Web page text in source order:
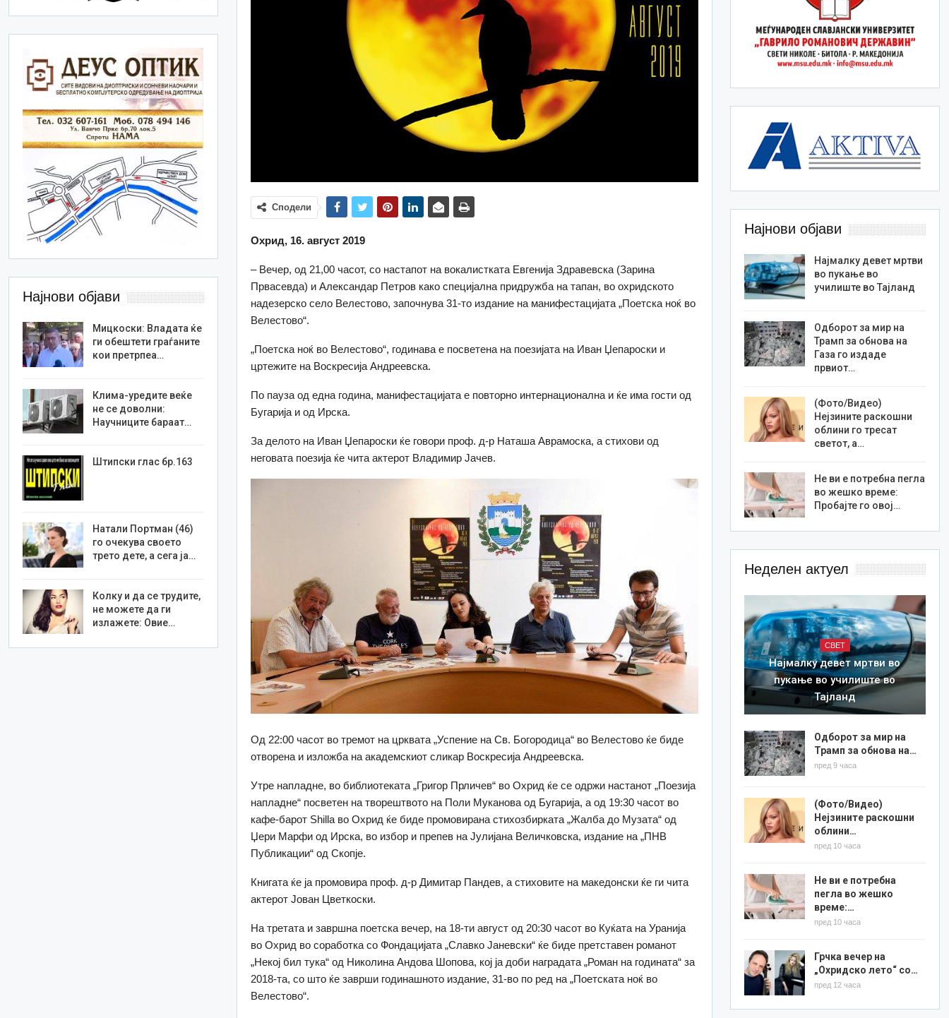
Сподели
Охрид, 16. август 2019
– Вечер, од 21,00 часот, со настапот на вокалистката Евгенија Здравевска (Зарина
Првасевда) и Александар Петров како специјална придружба на тапан, во охридското
надезерско село Велестово, започнува 31-то издание на манифестацијата „Поетска ноќ во
Велестово“.
„Поетска ноќ во Велестово“, годинава е посветена на поезијата на Иван Џепароски и
цртежите на Воскресија Андреевска.
По пауза од една година, манифестацијата е повторно интернационална и ќе има гости од
Бугарија и од Ирска.
За делото на Иван Џепароски ќе говори проф. д-р Наташа Аврамоска, а стихови од
неговата поезија ќе чита актерот Владимир Јачев.
Од 22:00 часот во тремот на црквата „Успение на Св. Богородица“ во Велестово ќе биде
отворена и изложба на академскиот сликар Воскресија Андреевска.
Утре напладне, во библиотеката „Григор Прличев“ во Охрид ќе се одржи настанот „Поезија
напладне“ посветен на творештвото на Поли Муканова од Бугарија, а од 19:30 часот во
кафе-барот Shilla во Охрид ќе биде промовирана стихозбирката „Жалба до Музата“ од
Џери Марфи од Ирска, во избор и препев на Јулијана Величковска, издание на „ПНВ
Публикации“ од Скопје.
Книгата ќе ја промовира проф. д-р Димитар Пандев, а стиховите на македонски ќе ги чита
актерот Јован Цветкоски.
На третата и завршна поетска вечер, на 18-ти август од 20:30 часот во Куќата на Уранија
во Охрид во соработка со Фондацијата „Славко Јаневски“ ќе биде претставен романот
„Некој бил тука“ од Николина Андова Шопова, кој ја доби наградата „Роман на годината“ за
2018-та, со што ќе заврши годинашното издание, 31-во по ред на „Поетската ноќ во
Велестово“.
Најнови објави
Најмалку девет мртви
во пукање во
училиште во Тајланд
Одборот за мир на
Трамп за обнова на
Газа го издаде
првиот…
(Фото/Видео)
Нејзините раскошни
облини го тресат
светот, а…
Не ви е потребна пегла
во жешко време:
Пробајте го овој…
Неделен актуел
СВЕТ
Најмалку девет мртви во
пукање во училиште во
Тајланд
Одборот за мир на
Трамп за обнова на…
пред 9 часа
(Фото/Видео)
Нејзините раскошни
облини…
пред 10 часа
Не ви е потребна
пегла во жешко
време:…
пред 10 часа
Грчка вечер на
„Охридско лето“ со…
пред 12 часа
Најнови објави
Мицкоски: Владата ќе
ги обештети граѓаните
кои претрпеа…
Клима-уредите веќе
не се доволни:
Научниците бараат…
Штипски глас бр.163
Натали Портман (46)
го очекува своето
трето дете, а сега ја…
Колку и да се трудите,
не можете да ги
излажете: Овие…